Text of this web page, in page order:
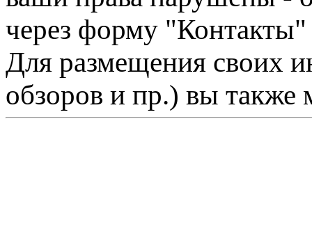
через форму "Контакты"
Для размещения своих
обзоров и пр.) вы также